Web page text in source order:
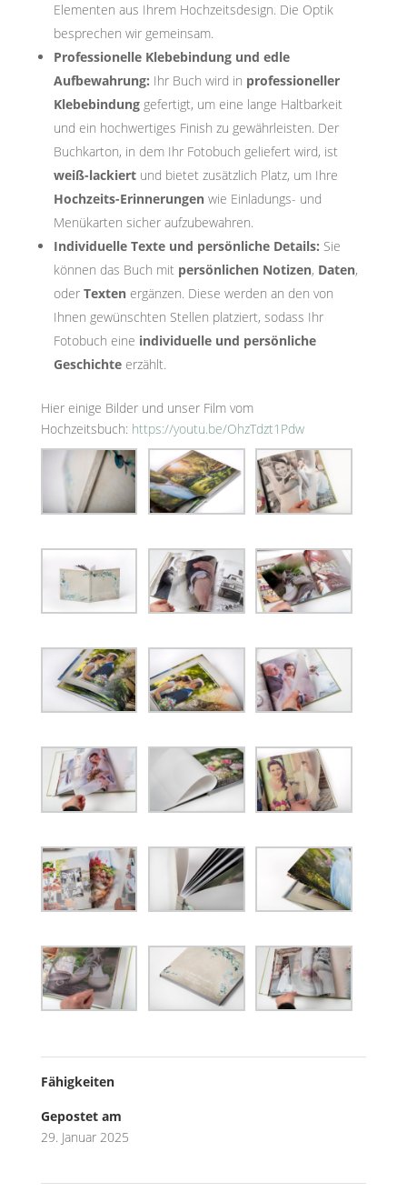
Elementen aus Ihrem Hochzeitsdesign. Die Optik
besprechen wir gemeinsam.
Professionelle Klebebindung und edle
Aufbewahrung: Ihr Buch wird in professioneller
Klebebindunggefertigt, um eine lange Haltbarkeit
und ein hochwertiges Finish zu gewährleisten. Der
Buchkarton, in dem Ihr Fotobuch geliefert wird, ist
weiß-lackiertund bietet zusätzlich Platz, um Ihre
Hochzeits-Erinnerungenwie Einladungs- und
Menükarten sicher aufzubewahren.
Individuelle Texte und persönliche Details: Sie
können das Buch mit persönlichen Notizen, Daten,
oder Textenergänzen. Diese werden an den von
Ihnen gewünschten Stellen platziert, sodass Ihr
Fotobuch eine individuelle und persönliche
Geschichteerzählt.
Hier einige Bilder und unser Film vom
Hochzeitsbuch: https://youtu.be/OhzTdzt1Pdw
Fähigkeiten
Gepostet am
29. Januar 2025